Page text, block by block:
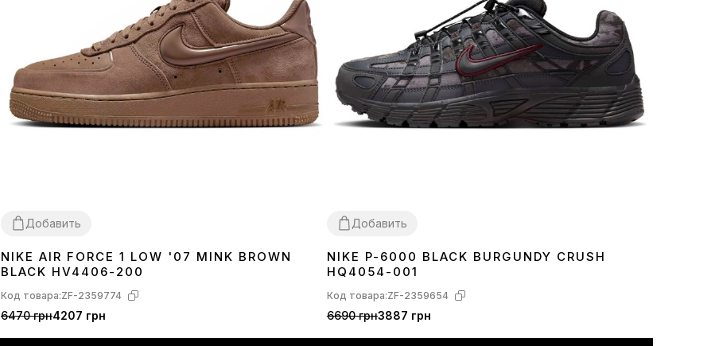
Добавить
3637 38 39 40414243 4445
NIKE AIR FORCE 1 LOW '07 MINK BROWN
BLACK HV4406-200
Код товара:ZF-2359774
6470 грн4207 грн
Добавить
3637 38394041 42 44
NIKE P-6000 BLACK BURGUNDY CRUSH
HQ4054-001
Код товара:ZF-2359654
6690 грн3887 грн